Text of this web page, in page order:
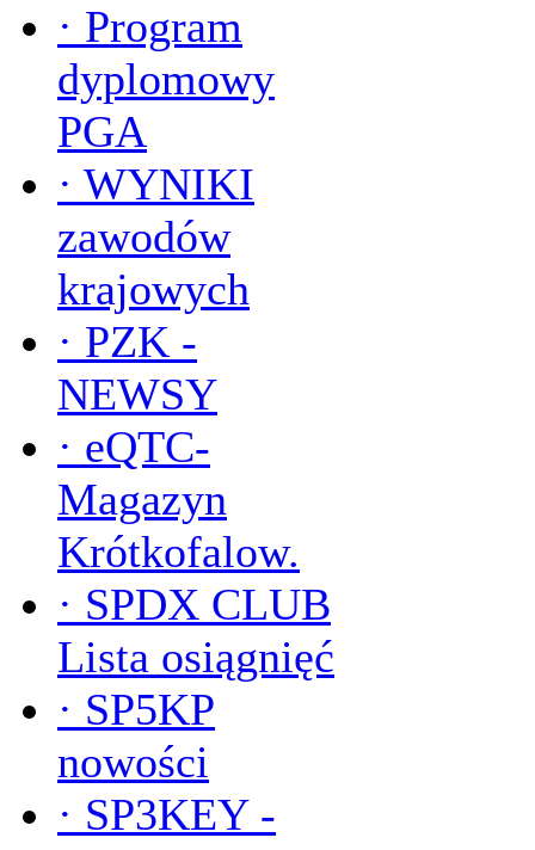
· Program
dyplomowy
PGA
· WYNIKI
zawodów
krajowych
· PZK -
NEWSY
· eQTC-
Magazyn
Krótkofalow.
· SPDX CLUB
Lista osiągnięć
· SP5KP
nowości
· SP3KEY -